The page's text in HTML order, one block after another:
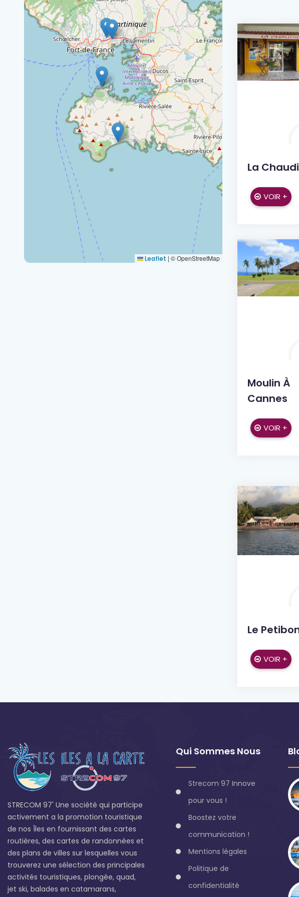
Leaflet | © OpenStreetMap
La
VOIR +
Moulin À
Cannes
VOIR +
Le
VOIR +
STRECOM 97' Une société qui participe
activement a la promotion touristique
de nos Îles en fournissant des cartes
routières, des cartes de randonnées et
des plans de villes sur lesquelles vous
trouverez une sélection des principales
activités touristiques, plongée, quad,
jet ski, balades en catamarans,
Qui Sommes Nous
Strecom 97 Innove
pour vous !
Boostez votre
communication !
Mentions légales
Politique de
confidentialité